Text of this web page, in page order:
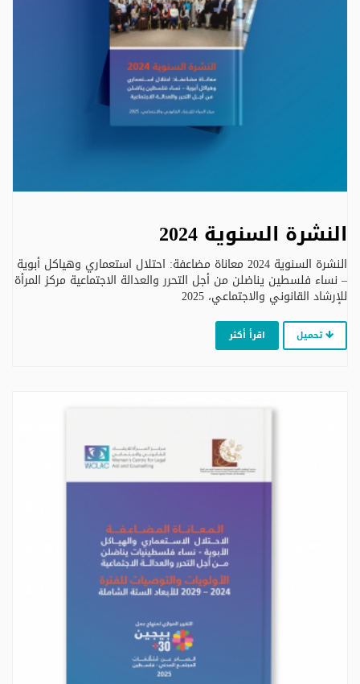
النشرة السنوية 2024
النشرة السنوية 2024 معاناة مضاعفة: احتلال استعماري وهياكل أبوية
– نساء فلسطين يناضلن من أجل التحرر والعدالة الاجتماعية مركز المرأة
للإرشاد القانوني والاجتماعي، 2025
تحميل اقرأ أكثر